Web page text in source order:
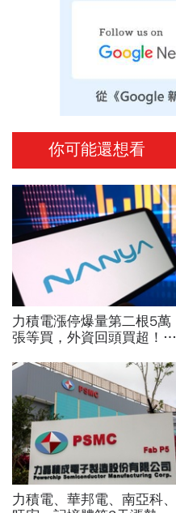
你可能還想看
力積電漲停爆量第二根5萬
張等買，外資回頭買超！華
選誰：關鍵要看這數字
力積電、華邦電、南亞科、